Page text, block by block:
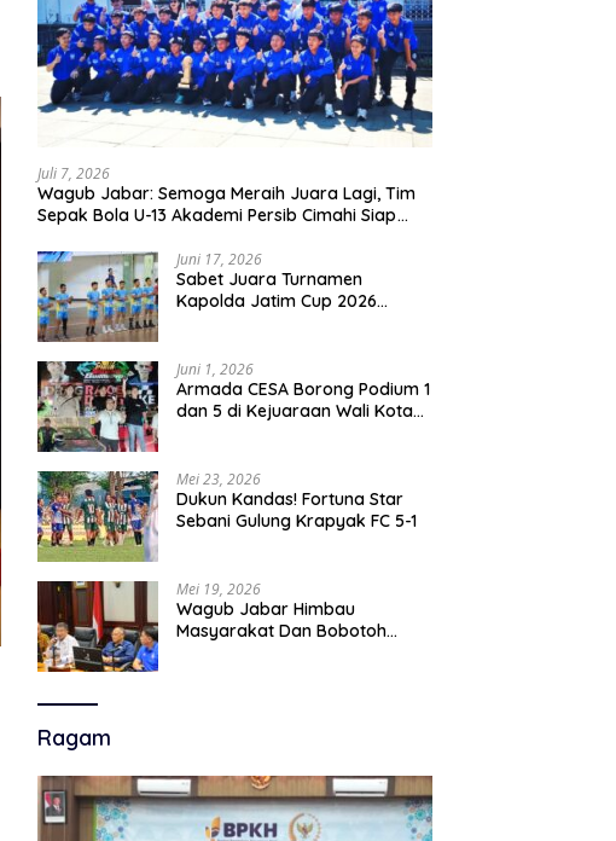
Juli 7, 2026
Wagub Jabar: Semoga Meraih Juara Lagi, Tim
Sepak Bola U-13 Akademi Persib Cimahi Siap
Juni 17, 2026
Sabet Juara Turnamen
Kapolda Jatim Cup 2026
Membanggakan
Juni 1, 2026
Armada CESA Borong Podium 1
dan 5 di Kejuaraan Wali Kota
Mei 23, 2026
Dukun Kandas! Fortuna Star
Sebani Gulung Krapyak FC 5-1
Mei 19, 2026
Wagub Jabar Himbau
Masyarakat Dan Bobotoh
Ragam